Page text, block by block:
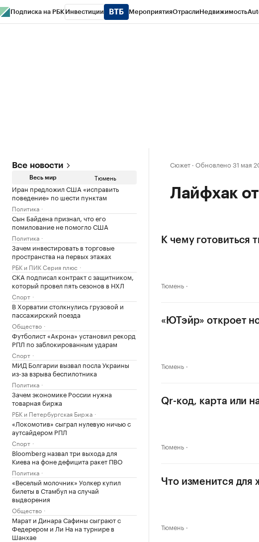
Подписка на РБК Инвестиции МероприятияОтраслиНедвижимость
Все новости
Весь мир Тюмень
Иран предложил США «исправить
поведение» по шести пунктам
Политика
Сын Байдена признал, что его
помилование не помогло США
Политика
Зачем инвестировать в торговые
пространства на первых этажах
РБК и ПИК Серия плюс
СКА подписал контракт с защитником,
который провел пять сезонов в НХЛ
Спорт
В Хорватии столкнулись грузовой и
пассажирский поезда
Общество
Футболист «Акрона» установил рекорд
РПЛ по заблокированным ударам
Спорт
МИД Болгарии вызвал посла Украины
из-за взрыва беспилотника
Политика
Зачем экономике России нужна
товарная биржа
РБК и Петербургская Биржа
«Локомотив» сыграл нулевую ничью с
аутсайдером РПЛ
Спорт
Bloomberg назвал три выхода для
Киева на фоне дефицита ракет ПВО
Политика
«Веселый молочник» Уолкер купил
билеты в Стамбул на случай
выдворения
Общество
Марат и Динара Сафины сыграют с
Федерером и Ли На на турнире в
Шанхае
Сюжет · Обновлено 31 мая
Лайфхак
К чему готовиться
Тюмень
«ЮТэйр» откроет
Тюмень
Qr-код, карта или
Тюмень
Что изменится для
Тюмень